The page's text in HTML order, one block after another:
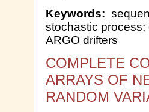
Keywords:
stochastic
ARGO drifters
COMPLETE
ARRAYS OF
RANDOM